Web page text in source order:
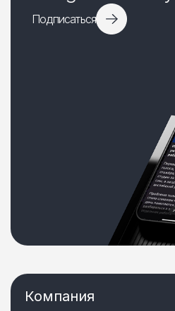
Подписаться
Компания